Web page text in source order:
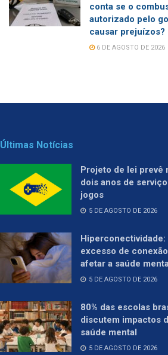
conta se o
autorizado pelo
causar prejuízos?
6 DE AGOSTO DE 2026
Últimas Notícias
Projeto de lei prevê
dois anos de
jogos
5 DE AGOSTO DE 2026
Hiperconectividade:
excesso de
afetar a saúde
5 DE AGOSTO DE 2026
80% das escolas
discutem impactos
saúde mental
5 DE AGOSTO DE 2026